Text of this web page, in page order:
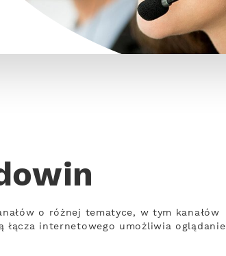
o różnej tematyce, w tym kanałów
łącza internetowego umożliwia oglądanie